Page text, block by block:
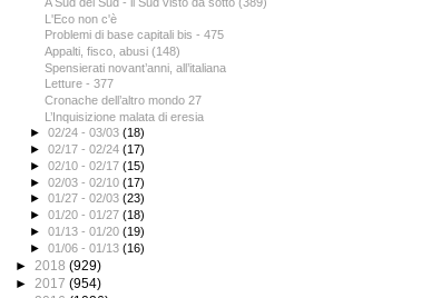
L'Eco non c'è
Problemi di base capitali bis - 475
Appalti, fisco, abusi (148)
Spensierati novant’anni, all’italiana
Letture - 377
Cronache dell’altro mondo 27
L’Inquisizione malata di eresia
►02/24 - 03/03(18)
►02/17 - 02/24(17)
►02/10 - 02/17(15)
►02/03 - 02/10(17)
►01/27 - 02/03(23)
►01/20 - 01/27(18)
►01/13 - 01/20(19)
►01/06 - 01/13(16)
► 2018 (929)
► 2017 (954)